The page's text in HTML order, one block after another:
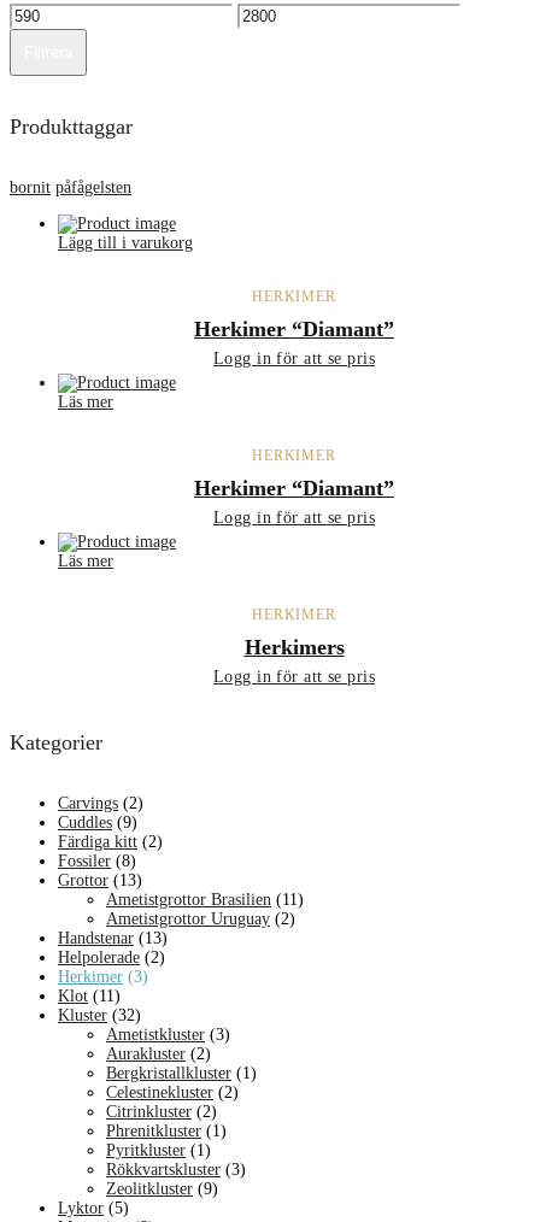
Min
pris
Max
pris
Produkttaggar
bornit påfågelsten
Lägg till i varukorg
HERKIMER
Herkimer “Diamant”
Logg in för att se pris
Läs mer
HERKIMER
Herkimer “Diamant”
Logg in för att se pris
Läs mer
HERKIMER
Herkimers
Logg in för att se pris
Kategorier
Carvings (2)
Cuddles (9)
Färdiga kitt (2)
Fossiler (8)
Grottor (13)
Ametistgrottor Brasilien (11)
Ametistgrottor Uruguay (2)
Handstenar (13)
Helpolerade (2)
Herkimer (3)
Klot (11)
Kluster (32)
Ametistkluster (3)
Aurakluster (2)
Bergkristallkluster (1)
Celestinekluster (2)
Citrinkluster (2)
Phrenitkluster (1)
Pyritkluster (1)
Rökkvartskluster (3)
Zeolitkluster (9)
Lyktor (5)